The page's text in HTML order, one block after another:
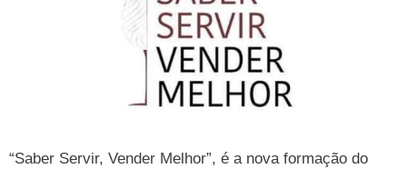
“Saber Servir, Vender Melhor”, é a nova formação do